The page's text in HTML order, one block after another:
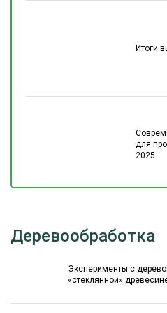
Итоги
для
2025
Деревообработка
Эксперименты с
«стеклянной»